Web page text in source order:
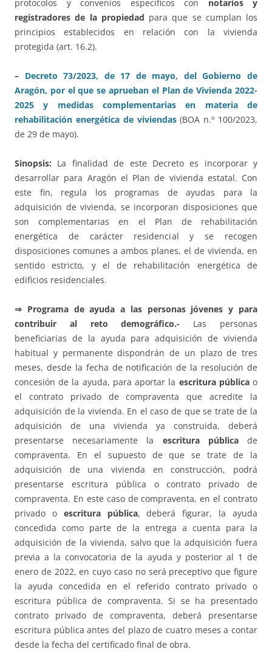
protocolos y convenios específicos con notarios y
registradores de la propiedad para que se cumplan los
principios establecidos en relación con la vivienda
protegida (art. 16.2).
– Decreto 73/2023, de 17 de mayo, del Gobierno de
Aragón, por el que se aprueban el Plan de Vivienda 2022-
2025 y medidas complementarias en materia de
rehabilitación energética de viviendas(BOA n.º 100/2023,
de 29 de mayo).
Sinopsis: La finalidad de este Decreto es incorporar y
desarrollar para Aragón el Plan de vivienda estatal. Con
este fin, regula los programas de ayudas para la
adquisición de vivienda, se incorporan disposiciones que
son complementarias en el Plan de rehabilitación
energética de carácter residencial y se recogen
disposiciones comunes a ambos planes, el de vivienda, en
sentido estricto, y el de rehabilitación energética de
edificios residenciales.
⇒ Programa de ayuda a las personas jóvenes y para
contribuir al reto demográfico.- Las personas
beneficiarias de la ayuda para adquisición de vivienda
habitual y permanente dispondrán de un plazo de tres
meses, desde la fecha de notificación de la resolución de
concesión de la ayuda, para aportar la escritura públicao
el contrato privado de compraventa que acredite la
adquisición de la vivienda. En el caso de que se trate de la
adquisición de una vivienda ya construida, deberá
presentarse necesariamente la escritura públicade
compraventa. En el supuesto de que se trate de la
adquisición de una vivienda en construcción, podrá
presentarse escritura pública o contrato privado de
compraventa. En este caso de compraventa, en el contrato
privado o escritura pública, deberá figurar, la ayuda
concedida como parte de la entrega a cuenta para la
adquisición de la vivienda, salvo que la adquisición fuera
previa a la convocatoria de la ayuda y posterior al 1 de
enero de 2022, en cuyo caso no será preceptivo que figure
la ayuda concedida en el referido contrato privado o
escritura pública de compraventa. Si se ha presentado
contrato privado de compraventa, deberá presentarse
escritura pública antes del plazo de cuatro meses a contar
desde la fecha del certificado final de obra.